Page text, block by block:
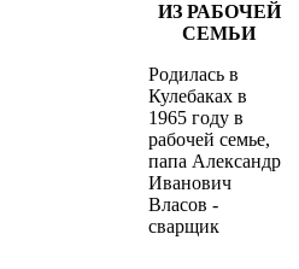
ИЗ РАБОЧЕЙ
СЕМЬИ
Родилась в
Кулебаках в
1965 году в
рабочей семье,
папа Александр
Иванович
Власов -
сварщик